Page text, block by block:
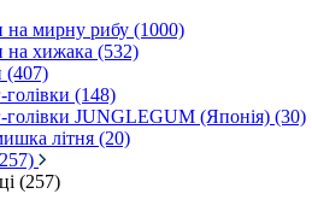
на мирну рибу (1000)
на хижака (532)
(407)
(148)
JUNGLEGUM (Японія) (30)
літня (20)
(257)